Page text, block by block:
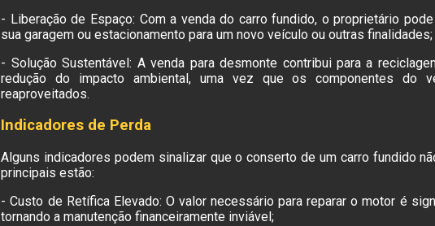
- Liberação de Espaço: Com a venda do carro fundido, o proprietário
sua garagem ou estacionamento para um novo veículo ou outras finalidades;
- Solução Sustentável: A venda para desmonte contribui para a
redução do impacto ambiental, uma vez que os componentes do
reaproveitados.
Indicadores de Perda
Alguns indicadores podem sinalizar que o conserto de um carro fundido
principais estão:
- Custo de Retífica Elevado: O valor necessário para reparar o motor é
tornando a manutenção financeiramente inviável;